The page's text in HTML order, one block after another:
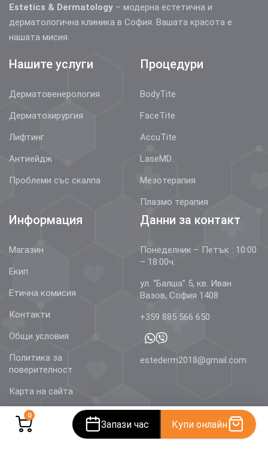
0
Запази час Купи онлайн
Estetics & Dermatology – модерна естетична и
дерматологична клиника в София. Вашата красота е
нашата мисия.
Нашите услуги
Дерматовенерология
Дерматохирургия
Лифтинг
Антиейдж
Проблеми със скалпа
Процедури
BodyTite
FaceTite
AccuTite
LaseMD
Мезотерапия
Плазмо терапия
Информация
Магазин
Екип
Етична комисия
Контакти
Общи условия
Политика за
поверителност
Карта на сайта
Данни за контакт
Понеделник – Петък : 10:00
– 18:00ч.
ул. “Балша” 5, кв. Иван
Вазов, София 1408
+359 885 566 650
estederm2018@gmail.com